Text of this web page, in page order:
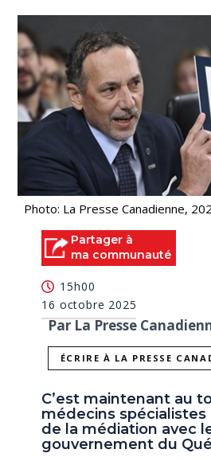
Photo: La Presse Canadienne,
Partager à
ma communauté
15h00
16 octobre 2025
Par La Presse
ÉCRIRE À LA PRESSE
C’est maintenant au
médecins
de la médiation avec
gouvernement du